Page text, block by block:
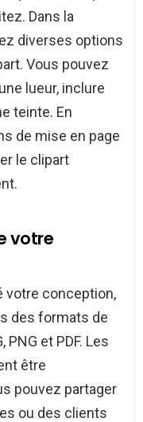
Dans la
diverses options
Vous pouvez
lueur, inclure
teinte. En
de mise en page
le clipart
votre
votre conception,
des formats de
et PDF. Les
être
pouvez partager
ou des clients